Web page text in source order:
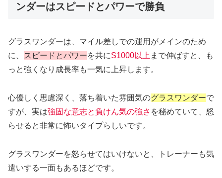
ンダーはスピードとパワーで勝負
グラスワンダーは、マイル差しでの運用がメインのため
に、
スピードとパワーを共にS1000以上 まで伸ばすと、も
っと強くなり成長率も一気に上昇します。
心優しく思慮深く、落ち着いた雰囲気のグラスワンダーで
すが、実は強固な意志と負けん気の強さ を秘めていて、怒
らせると非常に怖いタイプらしいです。
グラスワンダーを怒らせてはいけないと、トレーナーも気
遣いする一面もあるほどです。